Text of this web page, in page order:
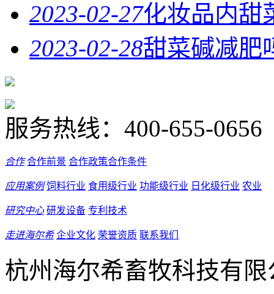
2023-02-27化妆品内甜
2023-02-28甜菜碱减肥
服务热线： 400-655-0656
合作 合作前景 合作政策合作条件
应用案例 饲料行业 食用级行业 功能级行业 日化级行业 农业
研究中心 研发设备 专利技术
走进海尔希 企业文化 荣誉资质 联系我们
杭州海尔希畜牧科技有限